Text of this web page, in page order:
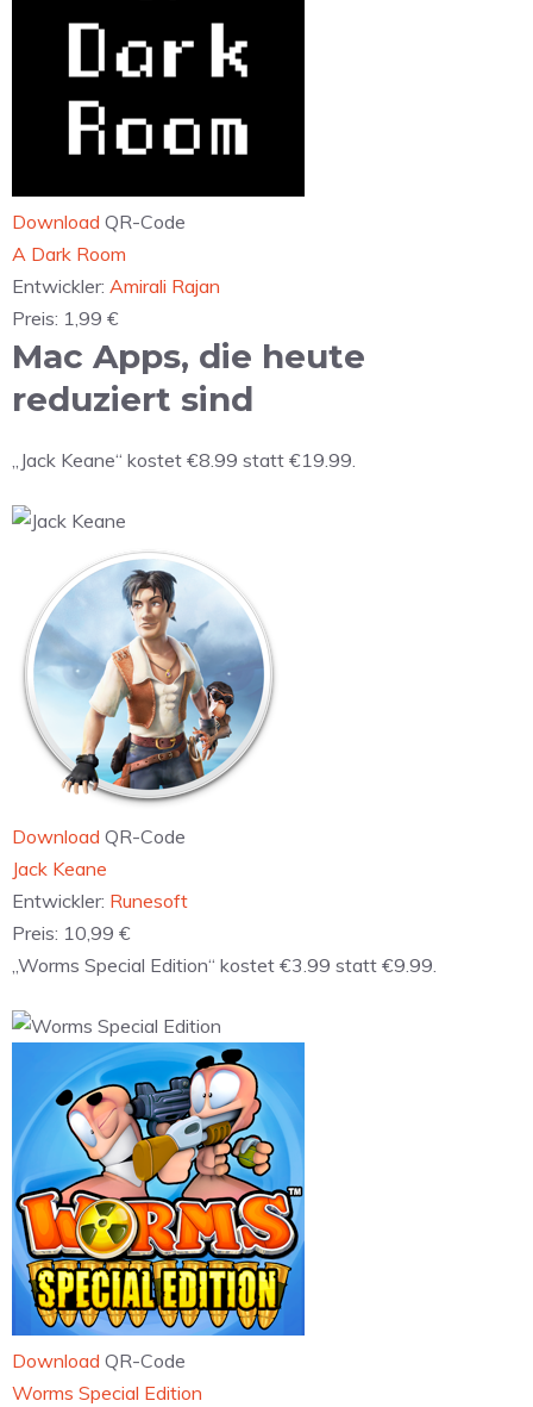
Download QR-Code
‎A Dark Room
Entwickler: Amirali Rajan
Preis: 1,99 €
Mac Apps, die heute
reduziert sind
„Jack Keane“ kostet €8.99 statt €19.99.
Download QR-Code
‎Jack Keane
Entwickler: Runesoft
Preis: 10,99 €
„Worms Special Edition“ kostet €3.99 statt €9.99.
Download QR-Code
‎Worms Special Edition